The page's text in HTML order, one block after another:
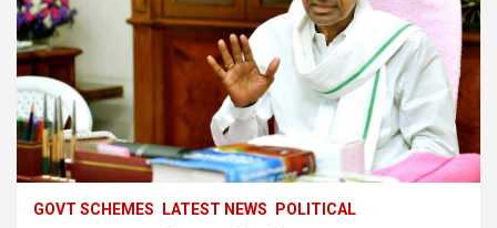
GOVT SCHEMES LATEST NEWS POLITICAL